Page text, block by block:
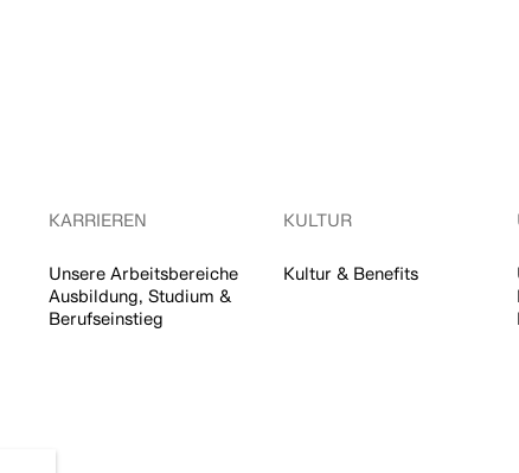
KARRIEREN
Unsere Arbeitsbereiche
Ausbildung, Studium &
Berufseinstieg
KULTUR
Kultur & Benefits